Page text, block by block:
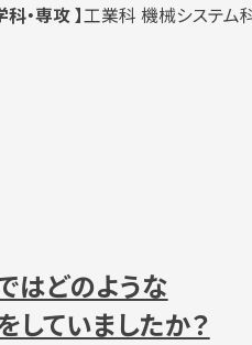
科・専攻 】工業科 機械システム
はどのような
していましたか？